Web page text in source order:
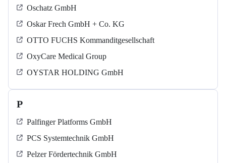
Oschatz GmbH
Oskar Frech GmbH + Co. KG
OTTO FUCHS Kommanditgesellschaft
OxyCare Medical Group
OYSTAR HOLDING GmbH
P
Palfinger Platforms GmbH
PCS Systemtechnik GmbH
Pelzer Fördertechnik GmbH